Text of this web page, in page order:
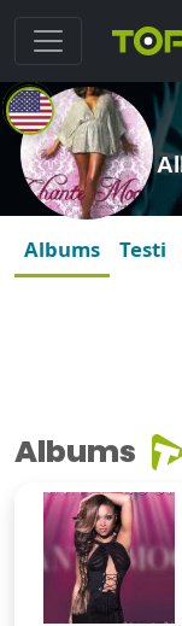
Albums Testi
Albums